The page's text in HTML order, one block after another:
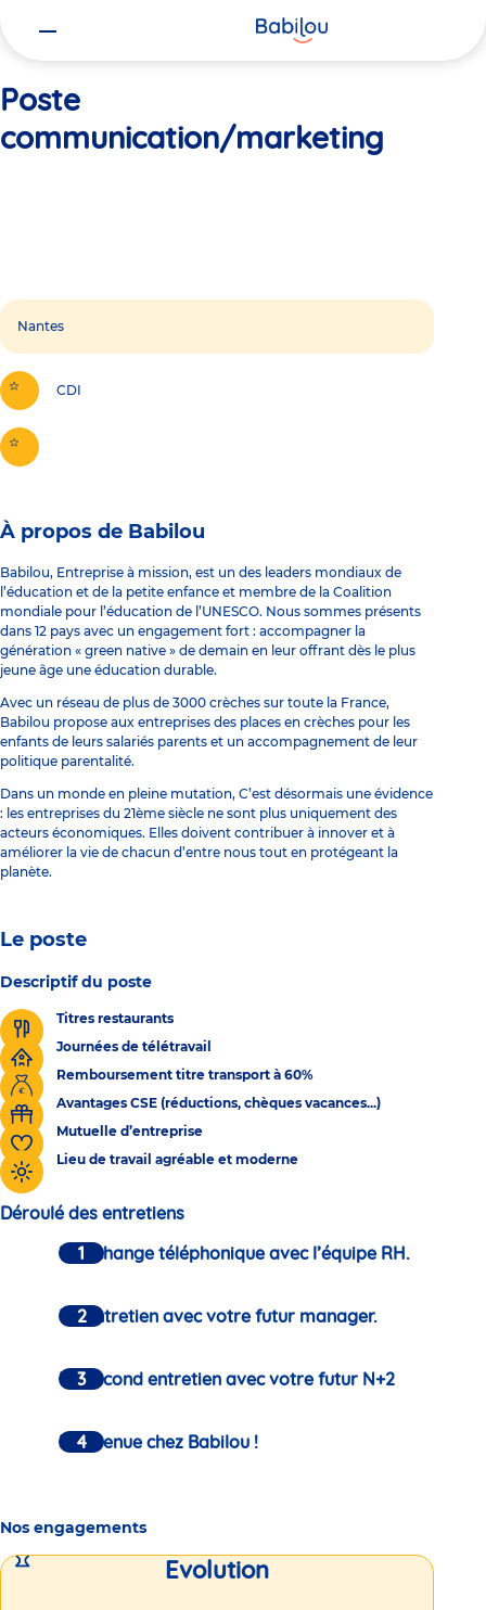
Poste
communication/marketing
Nantes
CDI
À propos de Babilou
Babilou, Entreprise à mission, est un des leaders mondiaux de
l’éducation et de la petite enfance et membre de la Coalition
mondiale pour l’éducation de l’UNESCO. Nous sommes présents
dans 12 pays avec un engagement fort : accompagner la
génération « green native » de demain en leur offrant dès le plus
jeune âge une éducation durable.
Avec un réseau de plus de 3000 crèches sur toute la France,
Babilou propose aux entreprises des places en crèches pour les
enfants de leurs salariés parents et un accompagnement de leur
politique parentalité.
Dans un monde en pleine mutation, C’est désormais une évidence
: les entreprises du 21ème siècle ne sont plus uniquement des
acteurs économiques. Elles doivent contribuer à innover et à
améliorer la vie de chacun d’entre nous tout en protégeant la
planète.
Le poste
Descriptif du poste
Titres restaurants
Journées de télétravail
Remboursement titre transport à 60%
Avantages CSE (réductions, chèques vacances...)
Mutuelle d’entreprise
Lieu de travail agréable et moderne
Déroulé des entretiens
Un échange téléphonique avec l’équipe RH.
Un entretien avec votre futur manager.
Un second entretien avec votre futur N+2
Bienvenue chez Babilou !
Nos engagements
Evolution